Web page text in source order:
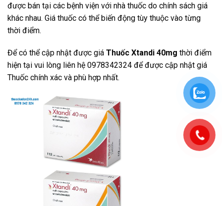
được bán tại các bệnh viện với nhà thuốc do chính sách giá
khác nhau. Giá thuốc có thể biến động tùy thuộc vào từng
thời điểm.
Để có thể cập nhật được giá Thuốc Xtandi 40mg thời điểm
hiện tại vui lòng liên hệ 0978342324 để được cập nhật giá
Thuốc chính xác và phù hợp nhất.